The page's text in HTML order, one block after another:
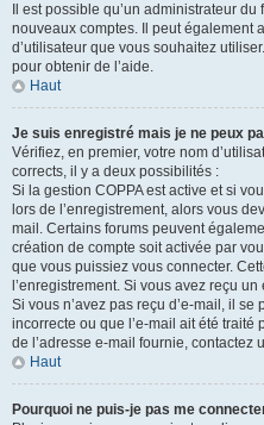
Il est possible qu’un administrateur
nouveaux comptes. Il peut également
d’utilisateur que vous souhaitez
pour obtenir de l’aide.
Haut
Je suis enregistré mais je ne peux
Vérifiez, en premier, votre nom
corrects, il y a deux possibilités :
Si la gestion COPPA est active et si
lors de l’enregistrement, alors vous
mail. Certains forums peuvent
création de compte soit activée par
que vous puissiez vous connecter.
l’enregistrement. Si vous avez reçu
Si vous n’avez pas reçu d’e-mail, il
incorrecte ou que l’e-mail ait été traité
de l’adresse e-mail fournie, contactez
Haut
Pourquoi ne puis-je pas me